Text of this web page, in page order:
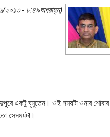
২০১৩ - ৮:৪৯অপরাহ্ন)
দুপুরে একটু ঘুমুতেন। ওই সময়টা ওনার শোবার
সেসময়টা।